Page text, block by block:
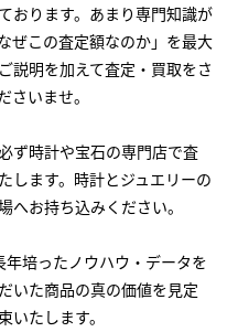
おります。あまり専門知識が
ぜこの査定額なのか」を最大
説明を加えて査定・買取をさ
いませ。
ず時計や宝石の専門店で査
します。時計とジュエリーの
へお持ち込みください。
培ったノウハウ・データを
いた商品の真の価値を見定
たします。